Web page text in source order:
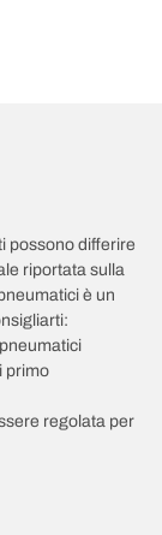
possono differire
riportata sulla
è un
primo
regolata per